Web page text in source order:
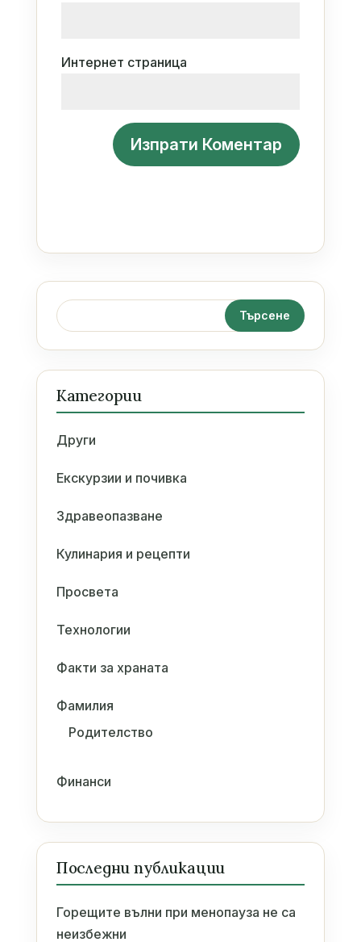
Интернет страница
Категории
Други
Екскурзии и почивка
Здравеопазване
Кулинария и рецепти
Просвета
Технологии
Факти за храната
Фамилия
Родителство
Финанси
Последни публикации
Горещите вълни при менопауза не са
неизбежни